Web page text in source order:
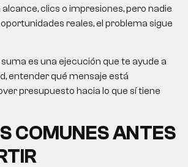
clics o impresiones, pero nadie
reales, el problema sigue
es una ejecución que te ayude a
entender qué mensaje está
presupuesto hacia lo que sí tiene
COMUNES ANTES